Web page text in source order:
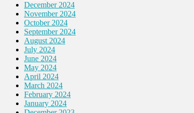
December 2024
November 2024
October 2024
September 2024
August 2024
July 2024
June 2024
May 2024
April 2024
March 2024
February 2024
January 2024